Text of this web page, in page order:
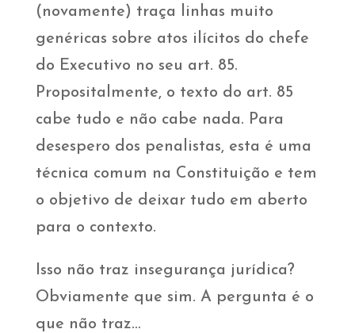
(novamente) traça linhas muito
genéricas sobre atos ilícitos do chefe
do Executivo no seu art. 85.
Propositalmente, o texto do art. 85
cabe tudo e não cabe nada. Para
desespero dos penalistas, esta é uma
técnica comum na Constituição e tem
o objetivo de deixar tudo em aberto
para o contexto.
Isso não traz insegurança jurídica?
Obviamente que sim. A pergunta é o
que não traz…